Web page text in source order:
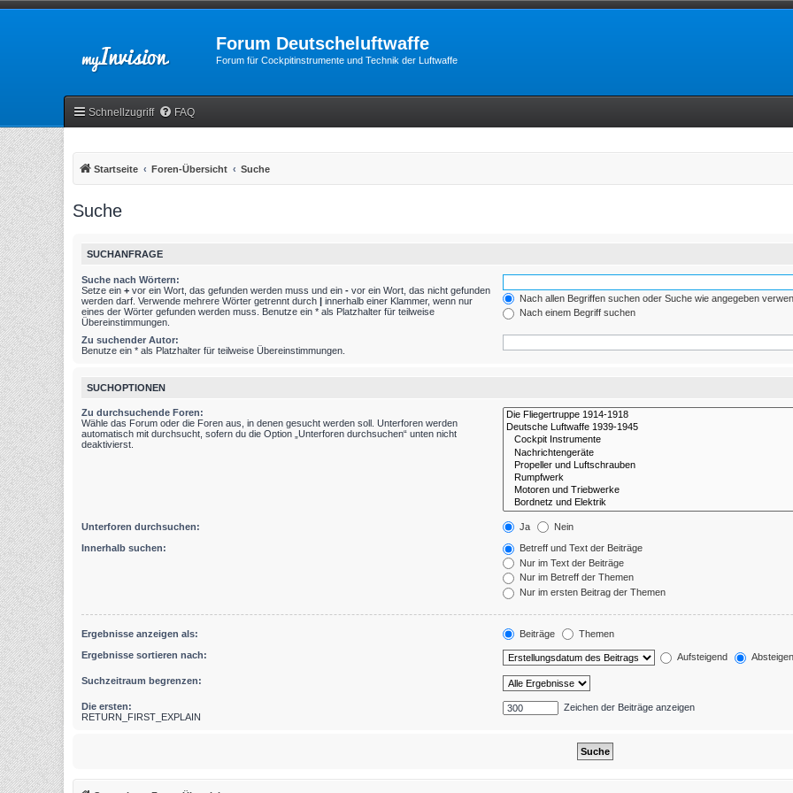
Forum Deutscheluftwaffe
Forum für Cockpitinstrumente und Technik der Luftwaffe
Schnellzugriff FAQ
Startseite Foren-Übersicht Suche
Suche
SUCHANFRAGE
Suche nach Wörtern:
Setze ein + vor ein Wort, das gefunden werden muss und ein - vor ein Wort, das nicht gefunden
werden darf. Verwende mehrere Wörter getrennt durch | innerhalb einer Klammer, wenn nur
eines der Wörter gefunden werden muss. Benutze ein * als Platzhalter für teilweise
Übereinstimmungen.
Nach allen Begriffen suchen oder Suche wie angegeben
Nach einem Begriff suchen
Zu suchender Autor:
Benutze ein * als Platzhalter für teilweise Übereinstimmungen.
SUCHOPTIONEN
Zu durchsuchende Foren:
Wähle das Forum oder die Foren aus, in denen gesucht werden soll. Unterforen werden
automatisch mit durchsucht, sofern du die Option „Unterforen durchsuchen“ unten nicht
deaktivierst.
Unterforen durchsuchen: Ja Nein
Innerhalb suchen:
Betreff und Text der Beiträge
Nur im Text der Beiträge
Nur im Betreff der Themen
Nur im ersten Beitrag der Themen
Ergebnisse anzeigen als: Beiträge Themen
Ergebnisse sortieren nach: Aufsteigend
Suchzeitraum begrenzen:
Die ersten:
RETURN_FIRST_EXPLAIN
Zeichen der Beiträge anzeigen